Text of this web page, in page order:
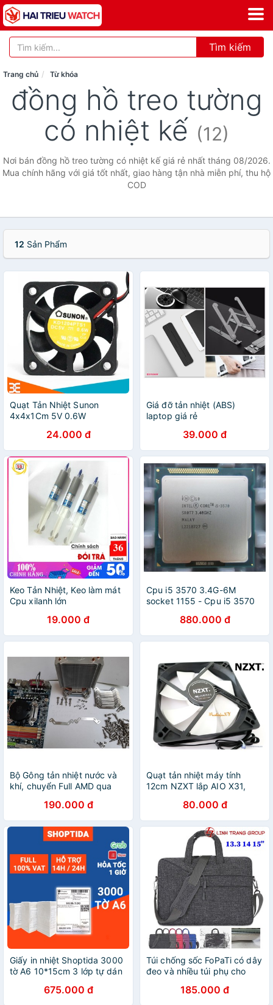
Tìm kiếm
Trang chủ Từ khóa
đồng hồ treo tường
có nhiệt kế (12)
Nơi bán đồng hồ treo tường có nhiệt kế giá rẻ nhất tháng 08/2026.
Mua chính hãng với giá tốt nhất, giao hàng tận nhà miễn phí, thu hộ
COD
12 Sản Phẩm
Quạt Tản Nhiệt Sunon
4x4x1Cm 5V 0.6W
24.000 đ
Giá đỡ tản nhiệt (ABS)
laptop giá rẻ
39.000 đ
Keo Tản Nhiệt, Keo làm mát
Cpu xilanh lớn
19.000 đ
Cpu i5 3570 3.4G-6M
socket 1155 - Cpu i5 3570
880.000 đ
Bộ Gông tản nhiệt nước và
khí, chuyển Full AMD qua
190.000 đ
Quạt tản nhiệt máy tính
12cm NZXT lắp AIO X31,
cực cao, trục Hydro
Dynamic
80.000 đ
Giấy in nhiệt Shoptida 3000
tờ A6 10*15cm 3 lớp tự dán
675.000 đ
Túi chống sốc FoPaTi có dây
đeo và nhiều túi phụ cho
185.000 đ